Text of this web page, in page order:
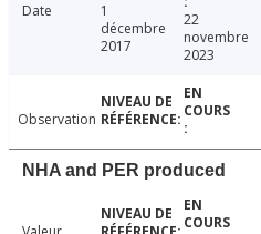
Date
1
décembre
2017
22
novembre
2023
Observation
NHA and PER produced